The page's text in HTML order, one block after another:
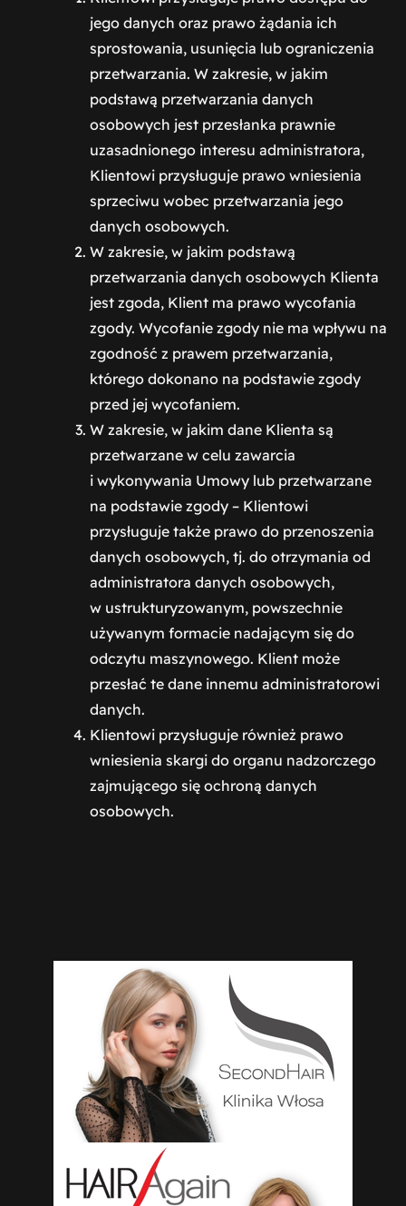
jego danych oraz prawo żądania ich
sprostowania, usunięcia lub ograniczenia
przetwarzania. W zakresie, w jakim
podstawą przetwarzania danych
osobowych jest przesłanka prawnie
uzasadnionego interesu administratora,
Klientowi przysługuje prawo wniesienia
sprzeciwu wobec przetwarzania jego
danych osobowych.
W zakresie, w jakim podstawą
przetwarzania danych osobowych Klienta
jest zgoda, Klient ma prawo wycofania
zgody. Wycofanie zgody nie ma wpływu na
zgodność z prawem przetwarzania,
którego dokonano na podstawie zgody
przed jej wycofaniem.
W zakresie, w jakim dane Klienta są
przetwarzane w celu zawarcia
i wykonywania Umowy lub przetwarzane
na podstawie zgody – Klientowi
przysługuje także prawo do przenoszenia
danych osobowych, tj. do otrzymania od
administratora danych osobowych,
w ustrukturyzowanym, powszechnie
używanym formacie nadającym się do
odczytu maszynowego. Klient może
przesłać te dane innemu administratorowi
danych.
Klientowi przysługuje również prawo
wniesienia skargi do organu nadzorczego
zajmującego się ochroną danych
osobowych.